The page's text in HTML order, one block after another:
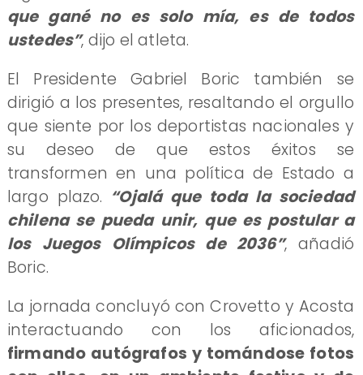
que gané no es solo mía, es de todos
ustedes”, dijo el atleta.
El Presidente Gabriel Boric también se
dirigió a los presentes, resaltando el orgullo
que siente por los deportistas nacionales y
su deseo de que estos éxitos se
transformen en una política de Estado a
largo plazo. “Ojalá que toda la sociedad
chilena se pueda unir, que es postular a
los Juegos Olímpicos de 2036”, añadió
Boric.
La jornada concluyó con Crovetto y Acosta
interactuando con los aficionados,
firmando autógrafos y tomándose fotos